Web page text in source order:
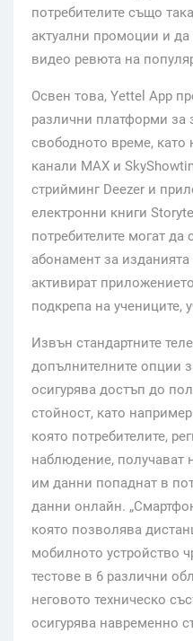
потребителите също
актуални промоции и да
видео ревюта на
Освен това, Yettel App
различни платформи за
свободното време,
канали MAX и
стрийминг Deezer и
електронни книги
потребителите могат да
абонамент за
активират
подкрепа на учениците,
Извън стандартните
допълнителните опции
осигурява достъп до
стойност, като
която потребителите,
наблюдение, получават
им данни попаднат в
данни онлайн.
която позволява
мобилното устройство
тестове в 6 различни
неговото техническо
осигурява навременно